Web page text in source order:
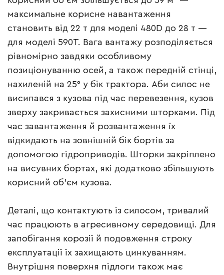
максимальне корисне навантаження
становить від 22 т для моделі 480D до 28 т —
для моделі 590T. Вага вантажу розподіляється
рівномірно завдяки особливому
позиціонуванню осей, а також передній стінці,
нахиленій на 25° у бік трактора. Аби силос не
висипався з кузова під час перевезення, кузов
зверху закривається захисними шторками. Під
час завантаження й розвантаження їх
відкидають на зовнішній бік бортів за
допомогою гідроприводів. Шторки закріплено
на висувних бортах, які додатково збільшують
корисний об’єм кузова.
Деталі, що контактують із силосом, тривалий
час працюють в агресивному середовищі. Для
запобігання корозії й подовження строку
експлуатації їх захищають цинкуванням.
Внутрішня поверхня підлоги також має